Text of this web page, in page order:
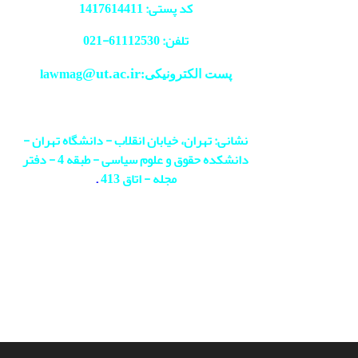
کد پستی: 1417614411
تلفن: 61112530-
021
پست الکترونیکی:lawmag@ut.ac.ir
نشانی: تهران، خیابان انقلاب - دانشگاه تهران -
دانشکده حقوق و علوم سیاسی - طبقه 4 - دفتر
مجله - اتاق 413
.